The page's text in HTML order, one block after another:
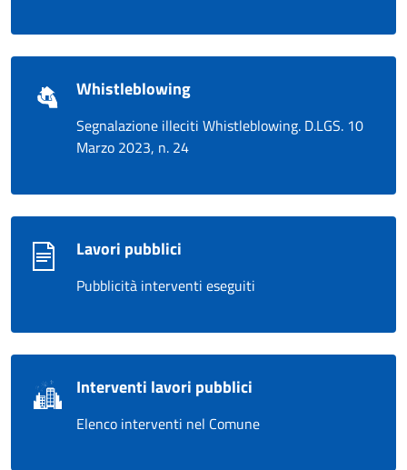
Whistleblowing
Segnalazione illeciti Whistleblowing. D.LGS. 10
Marzo 2023, n. 24
Lavori pubblici
Pubblicità interventi eseguiti
Interventi lavori pubblici
Elenco interventi nel Comune